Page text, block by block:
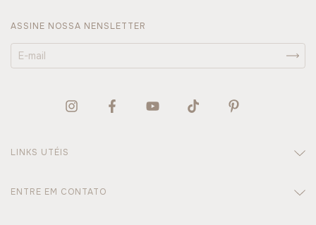
ASSINE NOSSA NENSLETTER
LINKS UTÉIS
ENTRE EM CONTATO